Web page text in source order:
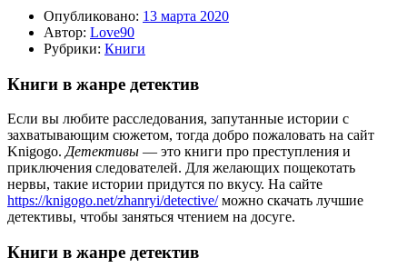
Опубликовано: 13 марта 2020
Автор: Love90
Рубрики: Книги
Книги в жанре детектив
Если вы любите расследования, запутанные истории с
захватывающим сюжетом, тогда добро пожаловать на сайт
Knigogo. Детективы — это книги про преступления и
приключения следователей. Для желающих пощекотать
нервы, такие истории придутся по вкусу. На сайте
https://knigogo.net/zhanryi/detective/можно скачать лучшие
детективы, чтобы заняться чтением на досуге.
Книги в жанре детектив